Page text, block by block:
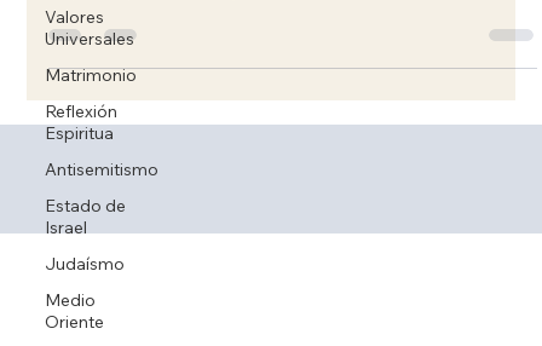
Valores
Universales
Matrimonio
Reflexión
Espiritua
Antisemitismo
Estado de
Israel
Judaísmo
Medio
Oriente
revelar la verdad interior que cada persona ya posee.
Inspirado por el Rebbe y el movimiento Jabad, la difusión
judía consiste en compartir luz, conocimiento y práctica con
quienes lo necesitan, recordando que cada judío mantiene su
identidad y que la humanidad entera, como hijos de Noé,
puede reconectarse con Dios a través de la Torá y las mitzvot.